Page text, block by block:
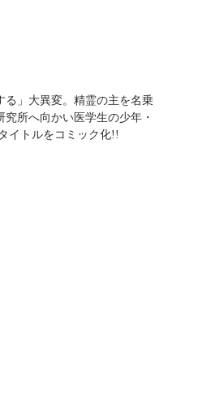
る」大異変。精霊の主を名乗
所へ向かい医学生の少年・
イトルをコミック化!!